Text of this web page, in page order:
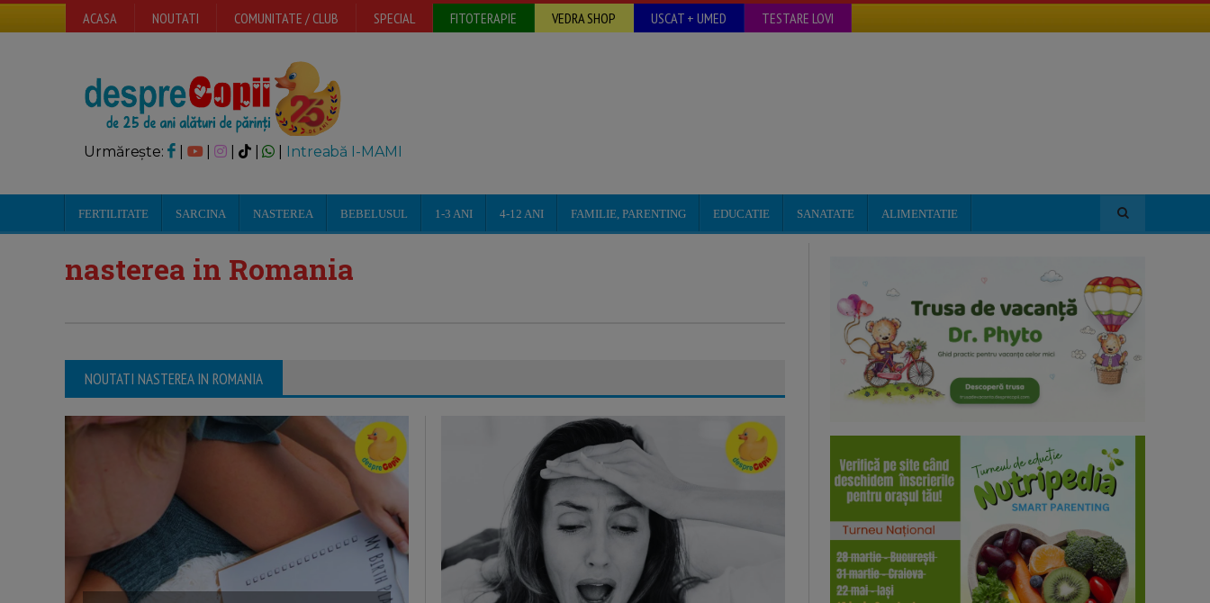
ACASA NOUTATI COMUNITATE / CLUB SPECIAL FITOTERAPIE VEDRA SHOP USCAT + UMED TESTARE LOVI
Urmărește: | | Intreabă I-MAMI
FERTILITATE SARCINA NASTEREA BEBELUSUL 1-3 ANI 4-12 ANI FAMILIE, PARENTING EDUCATIE SANATATE ALIMENTATIE
nasterea in Romania
NOUTATI NASTEREA IN ROMANIA